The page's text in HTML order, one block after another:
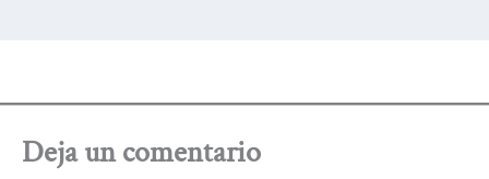
Deja un comentario